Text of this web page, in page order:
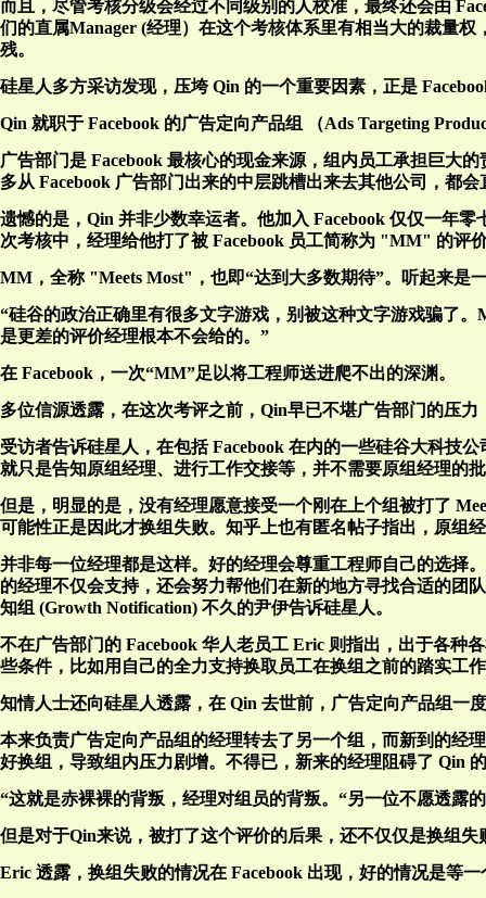
而且，尽管考核分级会经过不同级别的人校准，最终还会由
们的直属Manager (经理）在这个考核体系里有相当大的裁量
残。
硅星人多方采访发现，压垮 Qin 的一个重要因素，正是
Qin 就职于 Facebook 的广告定向产品组 （Ads Targeting
广告部门是 Facebook 最核心的现金来源，组内员工承担巨大
多从 Facebook 广告部门出来的中层跳槽出来去其他公司，都
遗憾的是，Qin 并非少数幸运者。他加入 Facebook 仅仅一年
次考核中，经理给他打了被 Facebook 员工简称为 "MM" 的评
MM，全称 "Meets Most"，也即“达到大多数期待”。听起来是
“硅谷的政治正确里有很多文字游戏，别被这种文字游戏骗了
是更差的评价经理根本不会给的。”
在 Facebook，一次“MM”足以将工程师送进爬不出的深渊。
多位信源透露，在这次考评之前，Qin早已不堪广告部门的压
受访者告诉硅星人，在包括 Facebook 在内的一些硅谷大科技
就只是告知原组经理、进行工作交接等，并不需要原组经理的
但是，明显的是，没有经理愿意接受一个刚在上个组被打了
可能性正是因此才换组失败。知乎上也有匿名帖子指出，原组
并非每一位经理都是这样。好的经理会尊重工程师自己的选择
的经理不仅会支持，还会努力帮他们在新的地方寻找合适的团
知组 (Growth Notification) 不久的尹伊告诉硅星人。
不在广告部门的 Facebook 华人老员工 Eric 则指出，出于各种
些条件，比如用自己的全力支持换取员工在换组之前的踏实工
知情人士还向硅星人透露，在 Qin 去世前，广告定向产品组一
本来负责广告定向产品组的经理转去了另一个组，而新到的经
好换组，导致组内压力剧增。不得已，新来的经理阻碍了 Qin
“这就是赤裸裸的背叛，经理对组员的背叛。“另一位不愿透露
但是对于Qin来说，被打了这个评价的后果，还不仅仅是换组失
Eric 透露，换组失败的情况在 Facebook 出现，好的情况是等